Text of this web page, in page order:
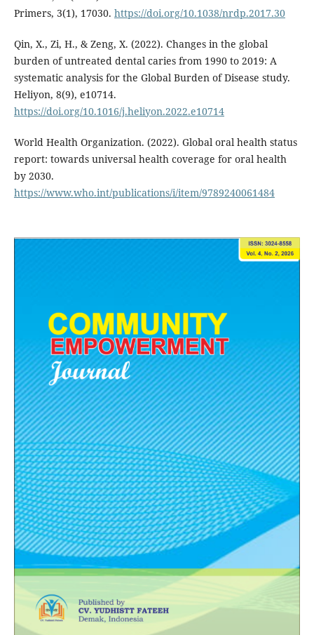
Primers, 3(1), 17030. https://doi.org/10.1038/nrdp.2017.30
Qin, X., Zi, H., & Zeng, X. (2022). Changes in the global
burden of untreated dental caries from 1990 to 2019: A
systematic analysis for the Global Burden of Disease study.
Heliyon, 8(9), e10714.
https://doi.org/10.1016/j.heliyon.2022.e10714
World Health Organization. (2022). Global oral health status
report: towards universal health coverage for oral health
by 2030.
https://www.who.int/publications/i/item/9789240061484